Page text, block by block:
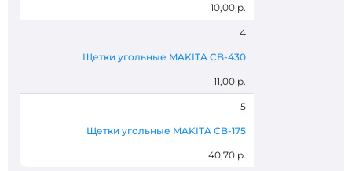
10,00 р.
4
Щетки угольные MAKITA CB-430
11,00 р.
5
Щетки угольные MAKITA CB-175
40,70 р.